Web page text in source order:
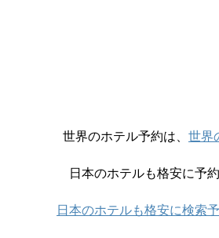
世界のホテル予約は、 世界
日本のホテルも格安に予
日本のホテルも格安に検索